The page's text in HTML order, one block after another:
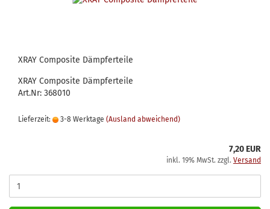
XRAY Composite Dämpferteile
XRAY Composite Dämpferteile
Art.Nr: 368010
Lieferzeit: 3-8 Werktage (Ausland abweichend)
7,20 EUR
inkl. 19% MwSt. zzgl. Versand